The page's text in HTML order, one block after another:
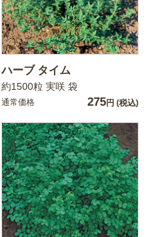
ハーブ タイム
約1500粒 実咲 袋
通常価格 275円 (税込)